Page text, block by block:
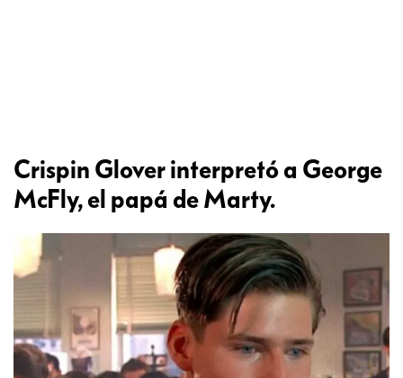
Crispin Glover interpretó a George
McFly, el papá de Marty.